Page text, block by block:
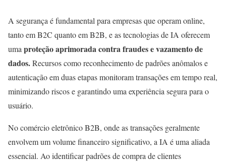
A segurança é fundamental para empresas que operam online,
tanto em B2C quanto em B2B, e as tecnologias de IA oferecem
umaproteção aprimorada contra fraudes e vazamento de
dados.Recursos como reconhecimento de padrões anômalos e
autenticação em duas etapas monitoram transações em tempo real,
minimizando riscos e garantindo uma experiência segura para o
usuário.
No comércio eletrônico B2B, onde as transações geralmente
envolvem um volume financeiro significativo, a IA é uma aliada
essencial. Ao identificar padrões de compra de clientes